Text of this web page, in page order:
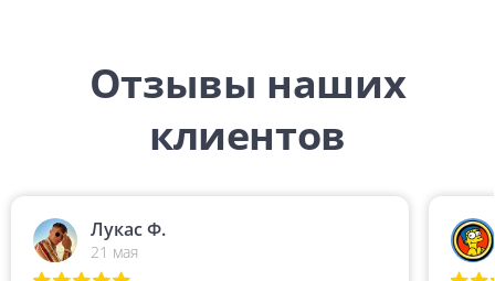
Отзывы наших
клиентов
Лукас Ф.
21 мая